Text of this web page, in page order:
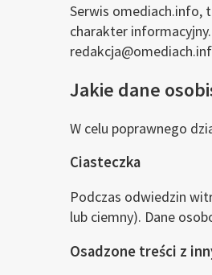
Serwis omediach.info,
charakter
Jakie dane
W celu poprawnego
Ciasteczka
Podczas odwiedzin
lub ciemny). Dane
Osadzone treści z